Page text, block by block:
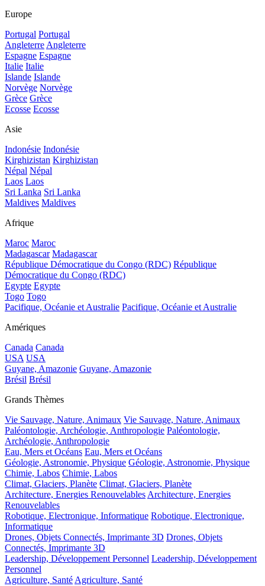
Europe
Portugal Portugal
AngleterreAngleterre
Espagne Espagne
Italie Italie
Islande Islande
Norvège Norvège
Grèce Grèce
Ecosse Ecosse
Asie
Indonésie Indonésie
Kirghizistan Kirghizistan
Népal Népal
Laos Laos
Sri Lanka Sri Lanka
Maldives Maldives
Afrique
Maroc Maroc
Madagascar Madagascar
République Démocratique du Congo (RDC) République
Démocratique du Congo (RDC)
Egypte Egypte
Togo Togo
Pacifique, Océanie et Australie Pacifique, Océanie et Australie
Amériques
Canada Canada
USA USA
Guyane, Amazonie Guyane, Amazonie
Brésil Brésil
Grands Thèmes
Vie Sauvage, Nature, Animaux Vie Sauvage, Nature, Animaux
Paléontologie, Archéologie, Anthropologie Paléontologie,
Archéologie, Anthropologie
Eau, Mers et Océans Eau, Mers et Océans
Géologie, Astronomie, Physique Géologie, Astronomie, Physique
Chimie, Labos Chimie, Labos
Climat, Glaciers, Planète Climat, Glaciers, Planète
Architecture, Energies RenouvelablesArchitecture, Energies
Renouvelables
Robotique, Electronique, Informatique Robotique, Electronique,
Informatique
Drones, Objets Connectés, Imprimante 3D Drones, Objets
Connectés, Imprimante 3D
Leadership, Développement Personnel Leadership, Développement
Personnel
Agriculture, SantéAgriculture, Santé